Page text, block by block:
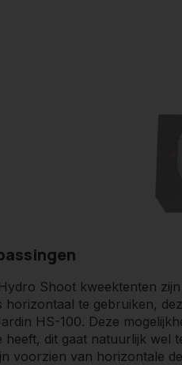
Shoot kweektenten
horizontaal te gebruiken,
HS-100. Deze
heeft, dit gaat natuurlijk wel
voorzien van horizontale